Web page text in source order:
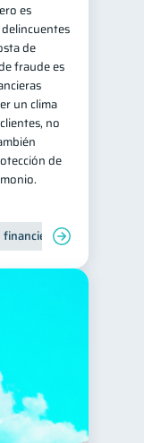
es
de
fraude es
un clima
no
de
financiera